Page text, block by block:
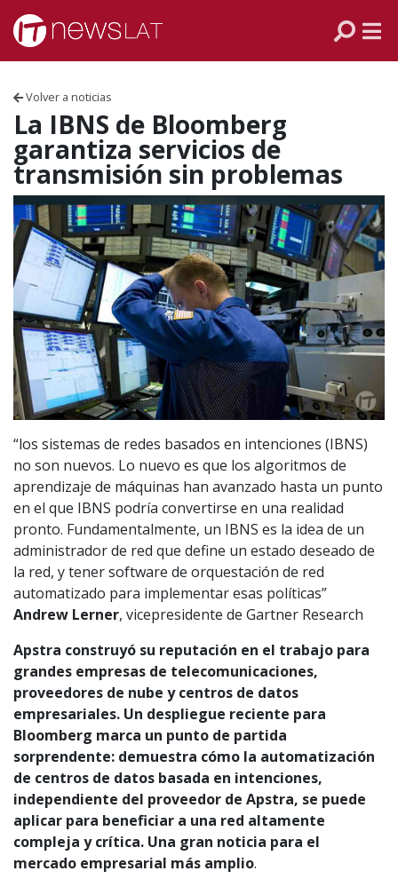
Skip to content
Volver a noticias
La IBNS de Bloomberg
garantiza servicios de
transmisión sin problemas
“los sistemas de redes basados en intenciones (IBNS)
no son nuevos. Lo nuevo es que los algoritmos de
aprendizaje de máquinas han avanzado hasta un punto
en el que IBNS podría convertirse en una realidad
pronto. Fundamentalmente, un IBNS es la idea de un
administrador de red que define un estado deseado de
la red, y tener software de orquestación de red
automatizado para implementar esas políticas”
Andrew Lerner, vicepresidente de Gartner Research
Apstra construyó su reputación en el trabajo para
grandes empresas de telecomunicaciones,
proveedores de nube y centros de datos
empresariales. Un despliegue reciente para
Bloomberg marca un punto de partida
sorprendente: demuestra cómo la automatización
de centros de datos basada en intenciones,
independiente del proveedor de Apstra, se puede
aplicar para beneficiar a una red altamente
compleja y crítica. Una gran noticia para el
mercado empresarial más amplio.
VENEZUELA
ECUADOR
PERÚ
CHILE
ARGENTINA
MÉXICO